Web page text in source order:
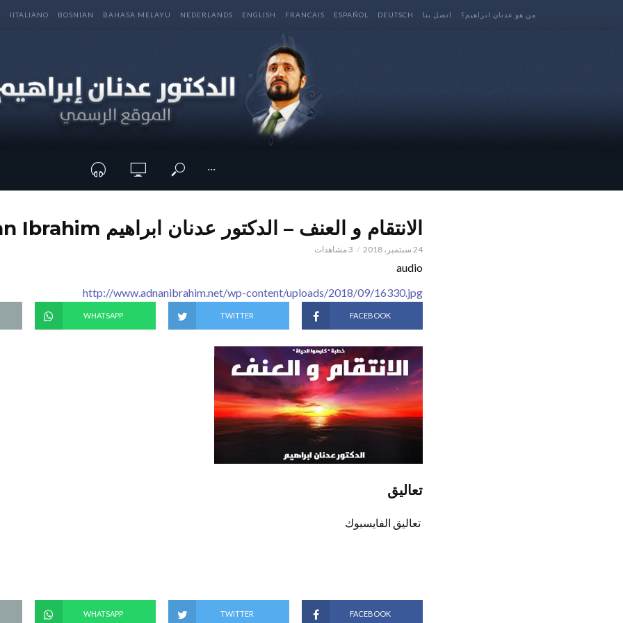
من هو عدنان ابراهيم؟ اتصل بنا DEUTSCH
ESPAÑOL
FRANCAIS
ENGLISH
NEDERLANDS
BAHASA MELAYU
BOSNIAN
IITALIANO
···
الانتقام و العنف – الدكتور عدنان ابراهيم Dr Adnan Ibrahim
24 سبتمبر، 2018 3 مشاهدات
audio
http://www.adnanibrahim.net/wp-content/uploads/2018/09/16330.jpg
FACEBOOK
TWITTER
WHATSAPP
تعاليق
تعاليق الفايسبوك
FACEBOOK
TWITTER
WHATSAPP